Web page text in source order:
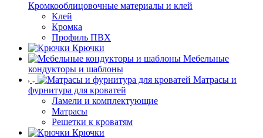
Кромкооблицовочные материалы и клей
Клей
Кромка
Профиль ПВХ
Крючки
Мебельные
кондукторы и шаблоны
Матрасы и
фурнитура для кроватей
Ламели и комплектующие
Матрасы
Решетки к кроватям
Крючки